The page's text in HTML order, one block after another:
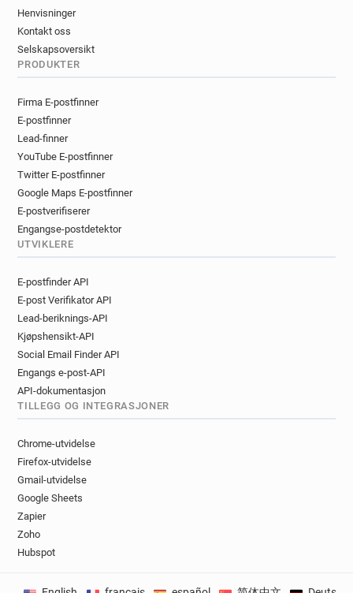
Henvisninger
Kontakt oss
Selskapsoversikt
PRODUKTER
Firma E-postfinner
E-postfinner
Lead-finner
YouTube E-postfinner
Twitter E-postfinner
Google Maps E-postfinner
E-postverifiserer
Engangse-postdetektor
UTVIKLERE
E-postfinder API
E-post Verifikator API
Lead-beriknings-API
Kjøpshensikt-API
Social Email Finder API
Engangs e-post-API
API-dokumentasjon
TILLEGG OG INTEGRASJONER
Chrome-utvidelse
Firefox-utvidelse
Gmail-utvidelse
Google Sheets
Zapier
Zoho
Hubspot